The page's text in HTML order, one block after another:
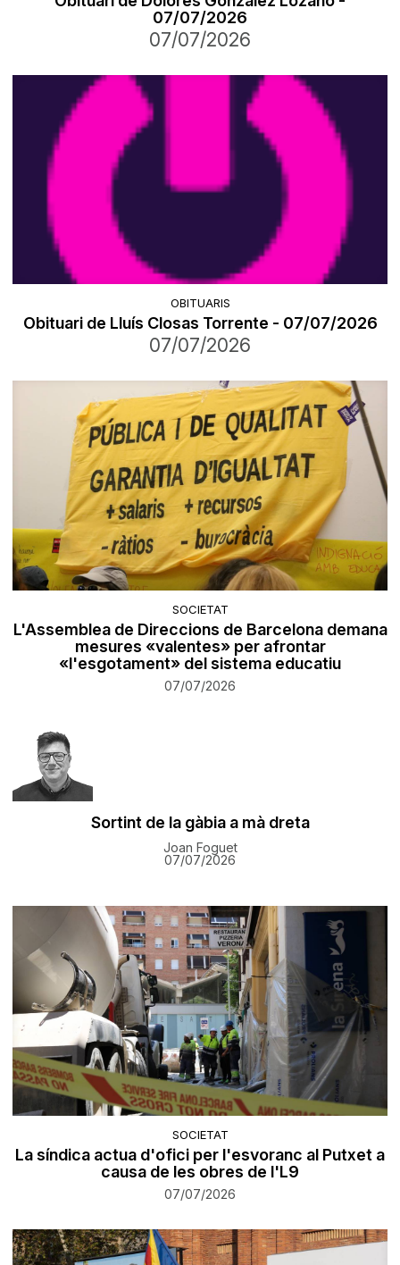
07/07/2026
07/07/2026
OBITUARIS
Obituari de Lluís Closas Torrente - 07/07/2026
07/07/2026
SOCIETAT
L'Assemblea de Direccions de Barcelona demana
mesures «valentes» per afrontar
«l'esgotament» del sistema educatiu
07/07/2026
Sortint de la gàbia a mà dreta
Joan Foguet
07/07/2026
SOCIETAT
La síndica actua d'ofici per l'esvoranc al Putxet a
causa de les obres de l'L9
07/07/2026